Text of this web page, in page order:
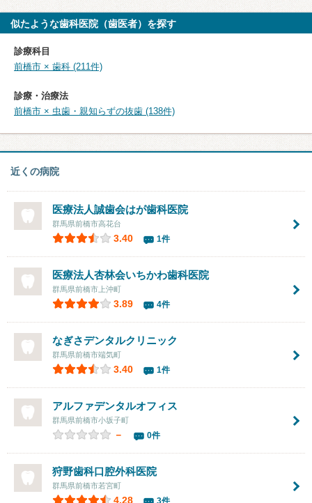
似たような歯科医院（歯医者）を探す
診療科目
前橋市 × 歯科 (211件)
診療・治療法
前橋市 × 虫歯・親知らずの抜歯 (138件)
近くの病院
医療法人誠歯会はが歯科医院
群馬県前橋市高花台
3.40 1件
医療法人杏林会いちかわ歯科医院
群馬県前橋市上沖町
3.89 4件
なぎさデンタルクリニック
群馬県前橋市端気町
3.40 1件
アルファデンタルオフィス
群馬県前橋市小坂子町
－ 0件
狩野歯科口腔外科医院
群馬県前橋市若宮町
4.28 3件